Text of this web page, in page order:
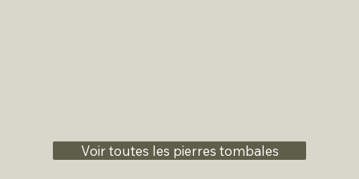
Voir toutes les pierres tombales